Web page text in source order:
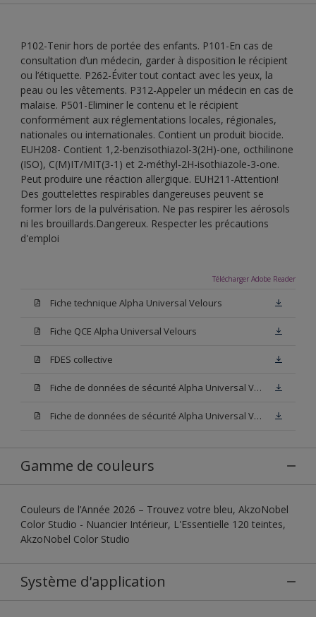
P102-Tenir hors de portée des enfants. P101-En cas de
consultation d’un médecin, garder à disposition le récipient
ou l’étiquette. P262-Éviter tout contact avec les yeux, la
peau ou les vêtements. P312-Appeler un médecin en cas de
malaise. P501-Eliminer le contenu et le récipient
conformément aux réglementations locales, régionales,
nationales ou internationales. Contient un produit biocide.
EUH208- Contient 1,2-benzisothiazol-3(2H)-one, octhilinone
(ISO), C(M)IT/MIT(3-1) et 2-méthyl-2H-isothiazole-3-one.
Peut produire une réaction allergique. EUH211-Attention!
Des gouttelettes respirables dangereuses peuvent se
former lors de la pulvérisation. Ne pas respirer les aérosols
ni les brouillards.Dangereux. Respecter les précautions
d'emploi
Télécharger Adobe Reader
Fiche technique Alpha Universal Velours
Fiche QCE Alpha Universal Velours
FDES collective
Fiche de données de sécurité Alpha Universal Velours Base W05
Fiche de données de sécurité Alpha Universal Velours Base N00
Gamme de couleurs
Couleurs de l’Année 2026 – Trouvez votre bleu, AkzoNobel
Color Studio - Nuancier Intérieur, L'Essentielle 120 teintes,
AkzoNobel Color Studio
Système d'application